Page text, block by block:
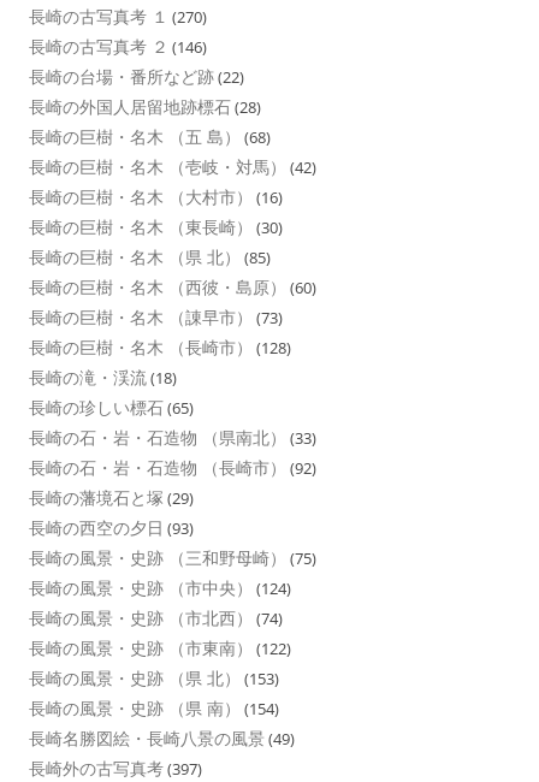
長崎の古写真考 １ (270)
長崎の古写真考 ２ (146)
長崎の台場・番所など跡(22)
長崎の外国人居留地跡標石(28)
長崎の巨樹・名木 （五 島） (68)
長崎の巨樹・名木 （壱岐・対馬） (42)
長崎の巨樹・名木 （大村市） (16)
長崎の巨樹・名木 （東長崎） (30)
長崎の巨樹・名木 （県 北） (85)
長崎の巨樹・名木 （西彼・島原） (60)
長崎の巨樹・名木 （諌早市） (73)
長崎の巨樹・名木 （長崎市） (128)
長崎の滝・渓流(18)
長崎の珍しい標石(65)
長崎の石・岩・石造物 （県南北） (33)
長崎の石・岩・石造物 （長崎市） (92)
長崎の藩境石と塚 (29)
長崎の西空の夕日 (93)
長崎の風景・史跡 （三和野母崎） (75)
長崎の風景・史跡 （市中央） (124)
長崎の風景・史跡 （市北西） (74)
長崎の風景・史跡 （市東南） (122)
長崎の風景・史跡 （県 北） (153)
長崎の風景・史跡 （県 南） (154)
長崎名勝図絵・長崎八景の風景 (49)
長崎外の古写真考(397)